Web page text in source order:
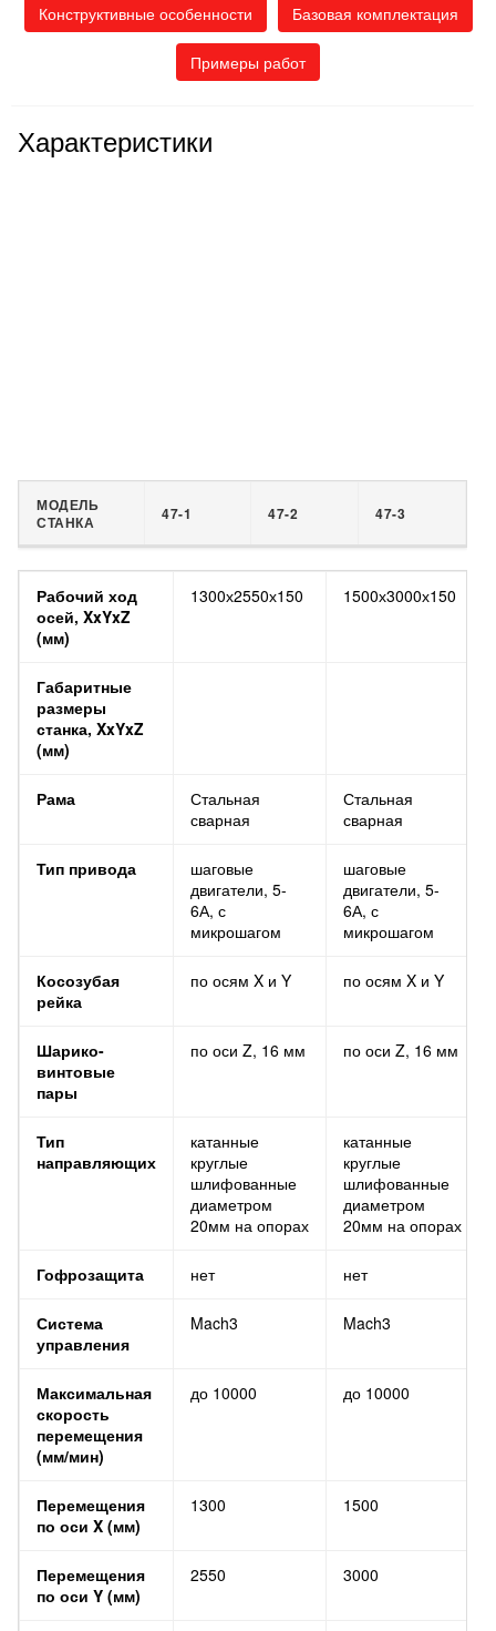
Конструктивные особенности Базовая комплектация
Примеры работ
Характеристики
МОДЕЛЬ
СТАНКА
47-1 47-2 47-3
СТАНКА
Рабочий ход
осей, XxYxZ
(мм)
1300х2550х150 1500х3000х150
Габаритные
размеры
станка, XxYxZ
(мм)
Рама
Стальная
сварная
Стальная
сварная
Тип привода
шаговые
двигатели, 5-
6А, с
микрошагом
шаговые
двигатели, 5-
6А, с
микрошагом
Косозубая
рейка
по осям X и Y по осям X и Y
Шарико-
винтовые
пары
по оси Z, 16 мм по оси Z, 16 мм
Тип
направляющих
катанные
круглые
шлифованные
диаметром
20мм на опорах
катанные
круглые
шлифованные
диаметром
20мм на опорах
Гофрозащита нет нет
Система
управления
Mach3 Mach3
Максимальная
скорость
перемещения
(мм/мин)
до 10000 до 10000
Перемещения
по оси X (мм)
1300 1500
Перемещения
по оси Y (мм)
2550 3000